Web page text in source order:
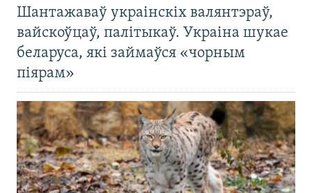
Шантажаваў украінскіх валянтэраў,
вайскоўцаў, палітыкаў. Украіна шукае
беларуса, які займаўся «чорным
піярам»